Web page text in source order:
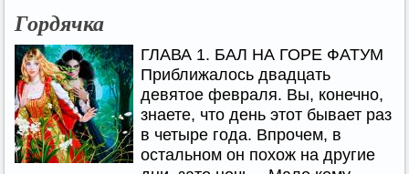
Гордячка
ГЛАВА 1. БАЛ НА ГОРЕ ФАТУМ
Приближалось двадцать
девятое февраля. Вы, конечно,
знаете, что день этот бывает раз
в четыре года. Впрочем, в
остальном он похож на другие